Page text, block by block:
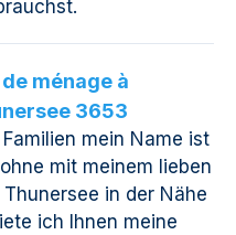
ménage à
3653
mein Name ist
mit meinem lieben
in der Nähe
ich Ihnen meine